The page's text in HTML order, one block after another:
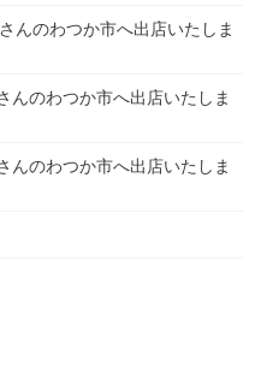
んのわつか市へ出店いたしま
んのわつか市へ出店いたしま
んのわつか市へ出店いたしま